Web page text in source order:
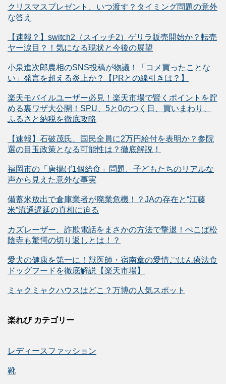
クリスマスプレゼント、いつ渡す？タイミング問題の意外
な答え
【速報？】switch2（スイッチ2）ゲリラ販売開始か？転売
ヤー涙目？！気になる現状と今後の展望
小泉進次郎農相のSNS投稿が物議！「コメ買ったことな
い」発言を超える炎上か？【PRとの線引きは？】
楽天モバイルユーザー必見！楽天市場で賢くポイントを貯
める裏ワザ大公開！SPU、5と0のつく日、買いまわり、
ふるさと納税を徹底攻略
【速報】石破茂氏、国民全員に2万円給付を表明か？参院
選の目玉政策となる可能性は？徹底解説！
福岡市の「唐揚げ1個給食」問題、子どもたちのリアルな
声から見えた意外な事実
備蓄米放出で倉庫業者が廃業危機！？JAの存在と“江藤
米”流通遅延の真相に迫る
カズレーザー、詐欺電話をまさかの方法で撃退！ぺこぱ松
陰寺も驚愕の切り返しとは！？
愛犬の健康を第一に！獣医師・宿南章の愛情ごはん療法食
ドッグフードを徹底解説【楽天市場】
ミャクミャクハウスはどこ？万博の人気スポット
楽れび カテゴリー
レディースファッション
靴